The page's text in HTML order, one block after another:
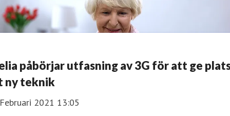
påbörjar utfasning av 3G för att ge
ny teknik
2021 13:05